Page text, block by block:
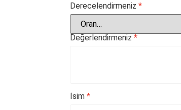
Derecelendirmeniz *
Değerlendirmeniz *
İsim *